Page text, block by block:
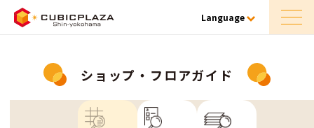
Language
ショップ・フロアガイド